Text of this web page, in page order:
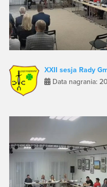
XXII sesja Rady
Data nagrania: